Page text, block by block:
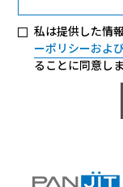
私は提供した情
ーポリシーおよ
ることに同意しま